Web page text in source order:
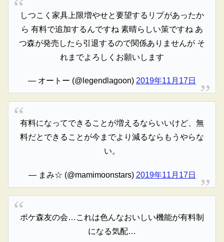
しつこく家具上限増やせと要望するリプがあったか
ら 有料で追加するんですね 素晴らしい策ですね あ
つ森が発売したら引退するので関係ありませんが そ
れまでよろしくお願いします
— オートー (@legendlagoon) 2019年11月17日
有料になってできることが増えるならいいけど、無
料だとできることが今までより減るならもうやらな
い。
— まみ☆ (@mamimoonstars) 2019年11月17日
ポケ森友の会…これは色んなおいしい機能が有料制
になる気配…